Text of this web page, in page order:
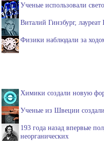
Ученые использовали
Виталий Гинзбург,
Физики наблюдали за
Химики создали новую
Ученые из Швеции создали
193 года назад впервые
неорганических